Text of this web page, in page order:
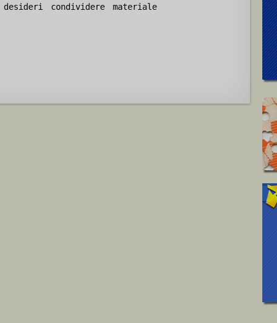
condividere materiale